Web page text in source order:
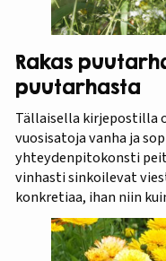
Rakas
puutarhasta
Tällaisella kirjepostilla
vuosisatoja vanha ja
yhteydenpitokonsti
vinhasti sinkoilevat
konkretiaa, ihan niin